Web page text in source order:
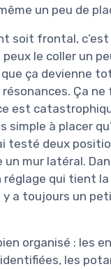
un peu de
soit frontal,
le coller un
ça devienne
Ça
est
simple à placer
testé deux
mur latéral.
réglage qui tient
y a toujours un
organisé : les
les